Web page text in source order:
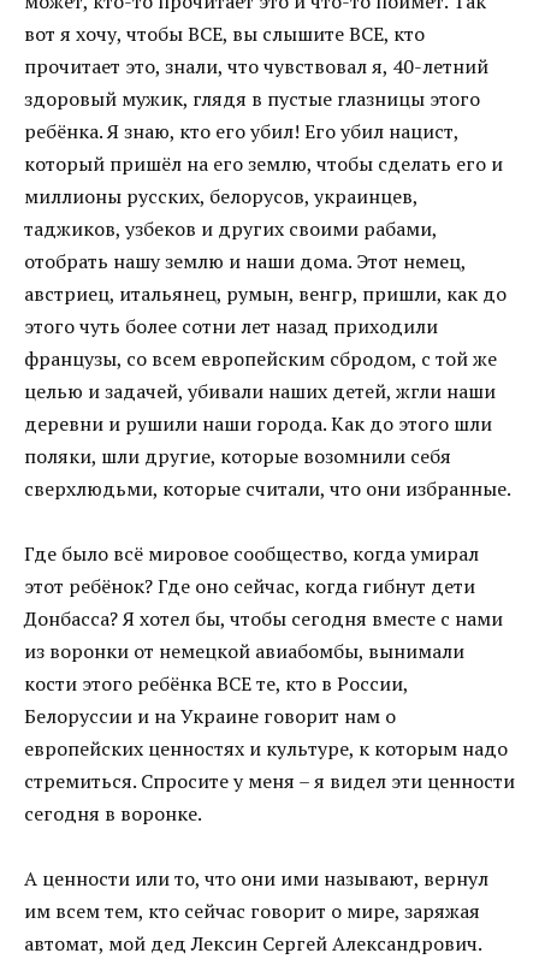
вот я хочу, чтобы ВСЕ, вы слышите ВСЕ, кто
прочитает это, знали, что чувствовал я, 40-летний
здоровый мужик, глядя в пустые глазницы этого
ребёнка. Я знаю, кто его убил! Его убил нацист,
который пришёл на его землю, чтобы сделать его и
миллионы русских, белорусов, украинцев,
таджиков, узбеков и других своими рабами,
отобрать нашу землю и наши дома. Этот немец,
австриец, итальянец, румын, венгр, пришли, как до
этого чуть более сотни лет назад приходили
французы, со всем европейским сбродом, с той же
целью и задачей, убивали наших детей, жгли наши
деревни и рушили наши города. Как до этого шли
поляки, шли другие, которые возомнили себя
сверхлюдьми, которые считали, что они избранные.
Где было всё мировое сообщество, когда умирал
этот ребёнок? Где оно сейчас, когда гибнут дети
Донбасса? Я хотел бы, чтобы сегодня вместе с нами
из воронки от немецкой авиабомбы, вынимали
кости этого ребёнка ВСЕ те, кто в России,
Белоруссии и на Украине говорит нам о
европейских ценностях и культуре, к которым надо
стремиться. Спросите у меня – я видел эти ценности
сегодня в воронке.
А ценности или то, что они ими называют, вернул
им всем тем, кто сейчас говорит о мире, заряжая
автомат, мой дед Лексин Сергей Александрович.